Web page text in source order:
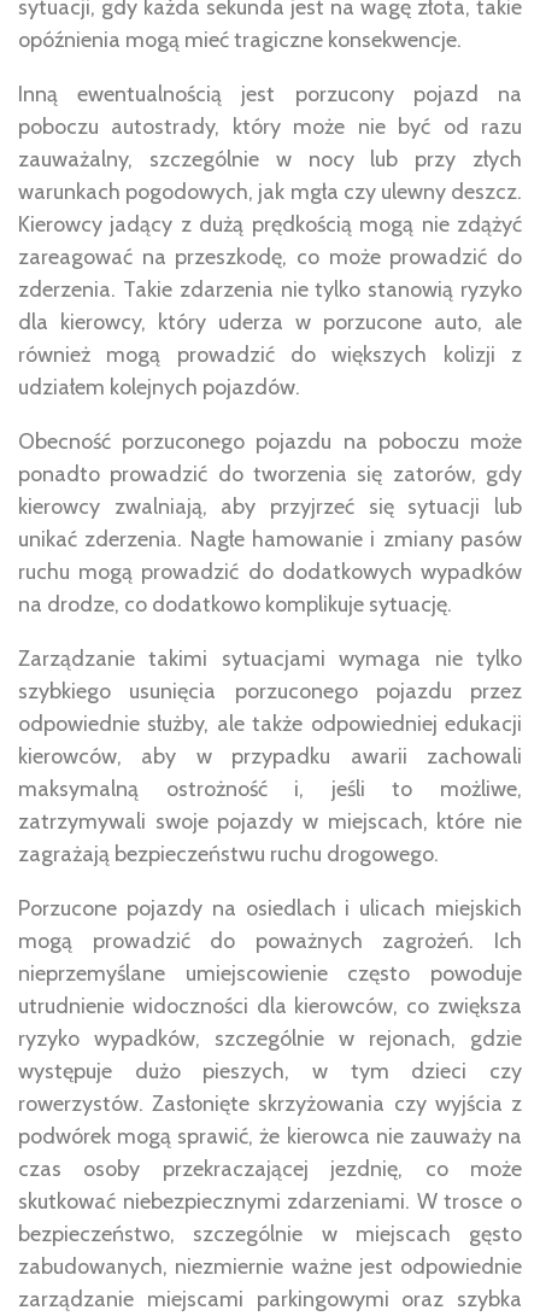
sytuacji, gdy każda sekunda jest na wagę złota, takie
opóźnienia mogą mieć tragiczne konsekwencje.
Inną ewentualnością jest porzucony pojazd na
poboczu autostrady, który może nie być od razu
zauważalny, szczególnie w nocy lub przy złych
warunkach pogodowych, jak mgła czy ulewny deszcz.
Kierowcy jadący z dużą prędkością mogą nie zdążyć
zareagować na przeszkodę, co może prowadzić do
zderzenia. Takie zdarzenia nie tylko stanowią ryzyko
dla kierowcy, który uderza w porzucone auto, ale
również mogą prowadzić do większych kolizji z
udziałem kolejnych pojazdów.
Obecność porzuconego pojazdu na poboczu może
ponadto prowadzić do tworzenia się zatorów, gdy
kierowcy zwalniają, aby przyjrzeć się sytuacji lub
unikać zderzenia. Nagłe hamowanie i zmiany pasów
ruchu mogą prowadzić do dodatkowych wypadków
na drodze, co dodatkowo komplikuje sytuację.
Zarządzanie takimi sytuacjami wymaga nie tylko
szybkiego usunięcia porzuconego pojazdu przez
odpowiednie służby, ale także odpowiedniej edukacji
kierowców, aby w przypadku awarii zachowali
maksymalną ostrożność i, jeśli to możliwe,
zatrzymywali swoje pojazdy w miejscach, które nie
zagrażają bezpieczeństwu ruchu drogowego.
Porzucone pojazdy na osiedlach i ulicach miejskich
mogą prowadzić do poważnych zagrożeń. Ich
nieprzemyślane umiejscowienie często powoduje
utrudnienie widoczności dla kierowców, co zwiększa
ryzyko wypadków, szczególnie w rejonach, gdzie
występuje dużo pieszych, w tym dzieci czy
rowerzystów. Zasłonięte skrzyżowania czy wyjścia z
podwórek mogą sprawić, że kierowca nie zauważy na
czas osoby przekraczającej jezdnię, co może
skutkować niebezpiecznymi zdarzeniami. W trosce o
bezpieczeństwo, szczególnie w miejscach gęsto
zabudowanych, niezmiernie ważne jest odpowiednie
zarządzanie miejscami parkingowymi oraz szybka